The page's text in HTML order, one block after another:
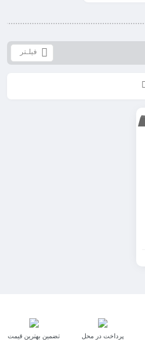
فیلـتر
پرداخت در محل تضمین بهترین قیمت